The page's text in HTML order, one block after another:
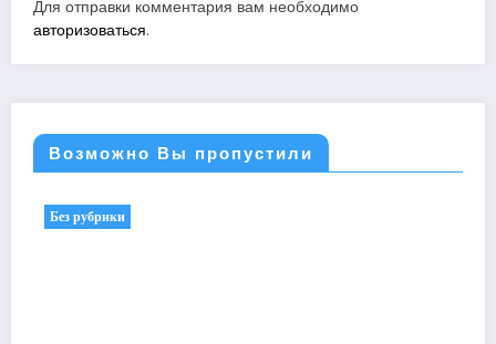
Для отправки комментария вам необходимо
авторизоваться.
Возможно Вы пропустили
Без рубрики